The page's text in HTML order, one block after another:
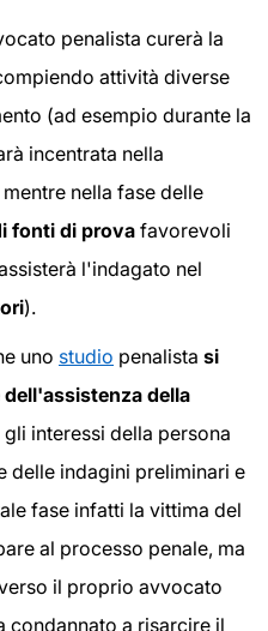
penalista curerà la
attività diverse
(ad esempio durante la
incentrata nella
mentre nella fase delle
fonti di prova favorevoli
l'indagato nel
).
uno studio penalista si
della
interessi della persona
delle indagini preliminari e
fase infatti la vittima del
al processo penale, ma
il proprio avvocato
condannato a risarcire il